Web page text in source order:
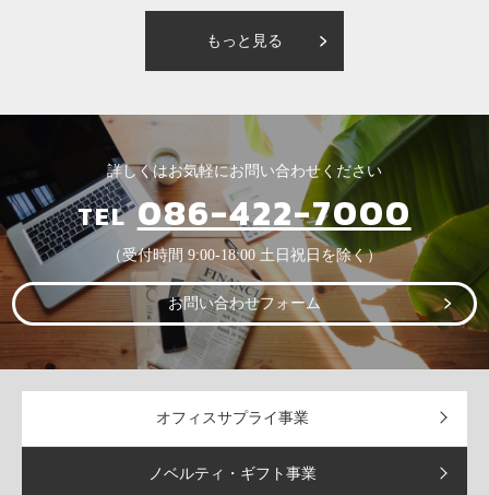
もっと見る
詳しくはお気軽にお問い合わせください
TEL086-422-7000
（受付時間 9:00-18:00 土日祝日を除く）
お問い合わせフォーム
オフィスサプライ事業
ノベルティ・ギフト事業